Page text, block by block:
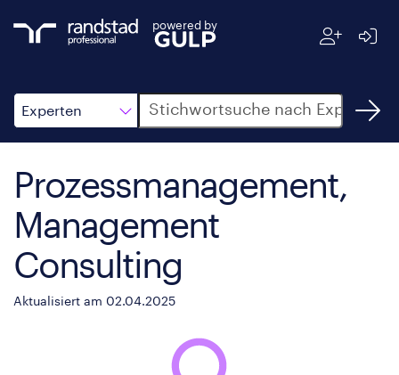
powered by
Experten
Suche
Prozessmanagement,
Management
Consulting
Aktualisiert am 02.04.2025